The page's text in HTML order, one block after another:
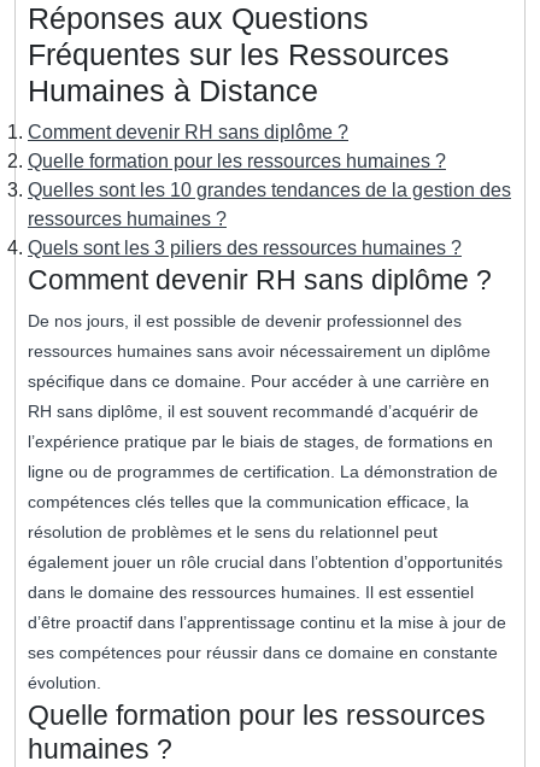
Réponses aux Questions
Fréquentes sur les Ressources
Humaines à Distance
Comment devenir RH sans diplôme ?
Quelle formation pour les ressources humaines ?
Quelles sont les 10 grandes tendances de la gestion des
ressources humaines ?
Quels sont les 3 piliers des ressources humaines ?
Comment devenir RH sans diplôme ?
De nos jours, il est possible de devenir professionnel des
ressources humaines sans avoir nécessairement un diplôme
spécifique dans ce domaine. Pour accéder à une carrière en
RH sans diplôme, il est souvent recommandé d’acquérir de
l’expérience pratique par le biais de stages, de formations en
ligne ou de programmes de certification. La démonstration de
compétences clés telles que la communication efficace, la
résolution de problèmes et le sens du relationnel peut
également jouer un rôle crucial dans l’obtention d’opportunités
dans le domaine des ressources humaines. Il est essentiel
d’être proactif dans l’apprentissage continu et la mise à jour de
ses compétences pour réussir dans ce domaine en constante
évolution.
Quelle formation pour les ressources
humaines ?